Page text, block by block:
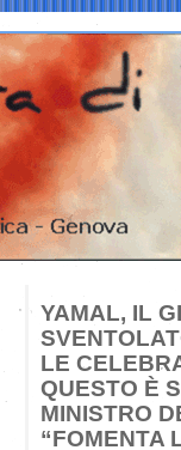
YAMAL, IL
LE
QUESTO È
MINISTRO
“FOMENTA